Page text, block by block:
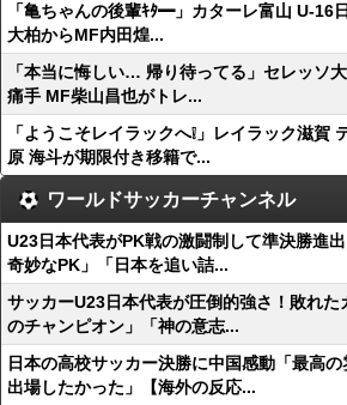
「亀ちゃんの後輩ｷﾀ━」カターレ富山 U-16
大柏からMF内田煌...
「本当に悔しい… 帰り待ってる」セレッソ
痛手 MF柴山昌也がトレ...
「ようこそレイラックへ❕」レイラック滋賀
原 海斗が期限付き移籍で...
ワールドサッカーチャンネル
U23日本代表がPK戦の激闘制して準決勝進
奇妙なPK」「日本を追い詰...
サッカーU23日本代表が圧倒的強さ！敗れた
のチャンピオン」「神の意志...
日本の高校サッカー決勝に中国感動「最高
出場したかった」【海外の反応...